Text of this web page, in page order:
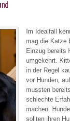
Im Idealfall
mag die Katze
Einzug bereits
umgekehrt.
in der Regel
vor Hunden,
mussten
schlechte
machen.
sollten ihren